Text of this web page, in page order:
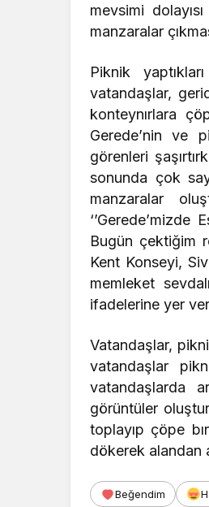
mevsimi
manzaralar
Piknik
vatandaşlar,
konteynırlara
Gerede’nin ve
görenleri
sonunda çok
manzaralar
‘’Gerede’mizde
Bugün çektiğim
Kent Konseyi,
memleket
ifadelerine yer
Vatandaşlar,
vatandaşlar
vatandaşlarda
görüntüler
toplayıp çöpe
dökerek alandan
Beğendim